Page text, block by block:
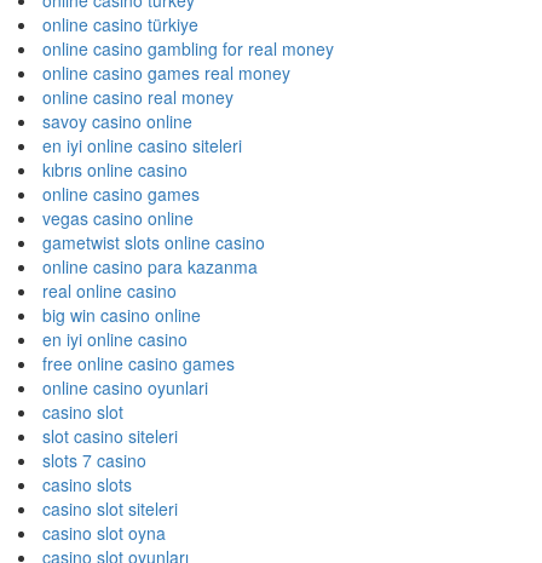
online casino türkiye
online casino gambling for real money
online casino games real money
online casino real money
savoy casino online
en iyi online casino siteleri
kıbrıs online casino
online casino games
vegas casino online
gametwist slots online casino
online casino para kazanma
real online casino
big win casino online
en iyi online casino
free online casino games
online casino oyunlari
casino slot
slot casino siteleri
slots 7 casino
casino slots
casino slot siteleri
casino slot oyna
casino slot oyunları